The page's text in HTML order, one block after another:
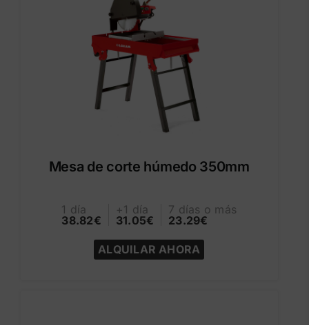
Mesa de corte húmedo 350mm
1 día
38.82€
+1 día
31.05€
7 días o más
23.29€
ALQUILAR AHORA